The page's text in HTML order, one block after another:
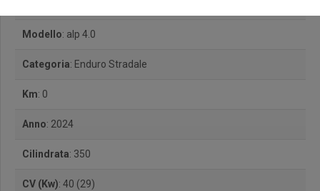
Modello: alp 4.0
Categoria: Enduro Stradale
Km: 0
Anno: 2024
Cilindrata: 350
CV (Kw): 40 (29)